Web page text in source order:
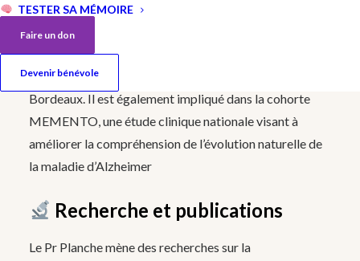
TESTER SA MÉMOIRE
Faire un don
Devenir bénévole
praticien hospitalier au CHU de Bordeaux. Il est
responsable du Centre Mémoire de Ressources et de
Recherche (CMRR) et enseignant-chercheur à l’Institut
des Maladies Neurodégénératives de l’Université de
Bordeaux. Il est également impliqué dans la cohorte
MEMENTO, une étude clinique nationale visant à
améliorer la compréhension de l’évolution naturelle de
la maladie d’Alzheimer
Recherche et publications
Le Pr Planche mène des recherches sur la